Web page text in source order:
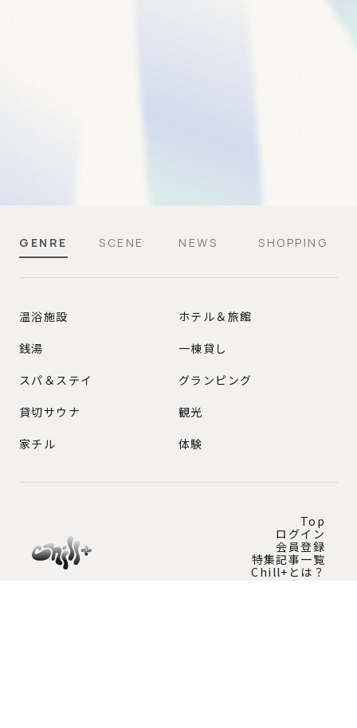
GENRE SCENE NEWS SHOPPING
GENRE
温浴施設
銭湯
スパ＆ステイ
貸切サウナ
家チル
ホテル＆旅館
一棟貸し
グランピング
観光
体験
Top
ログイン
会員登録
特集記事一覧
Chill+とは？
問い合わせ